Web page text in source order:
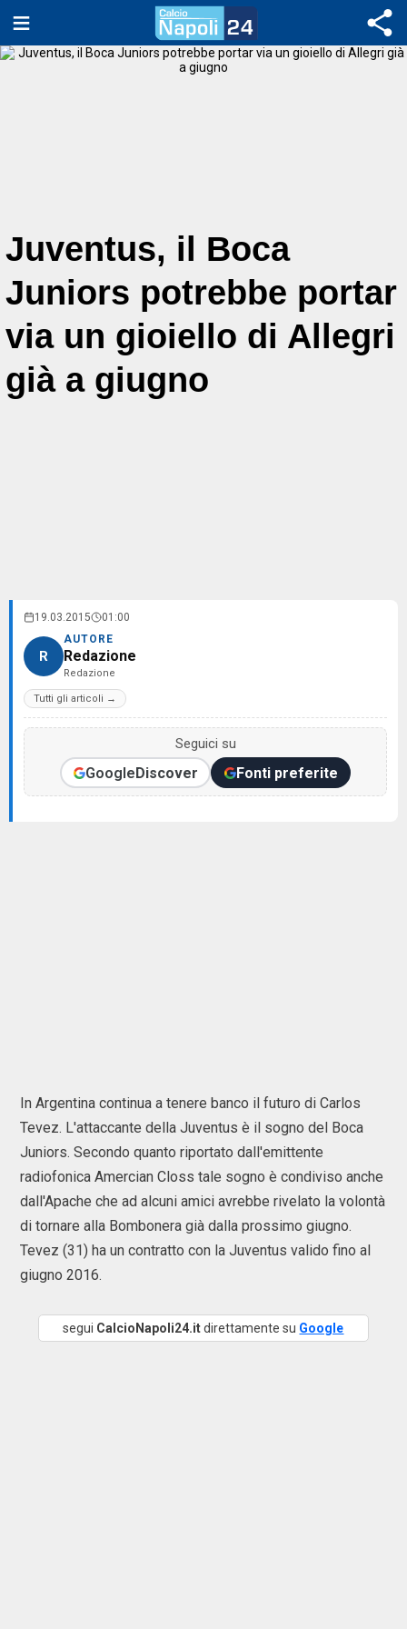
Juventus, il Boca
Juniors potrebbe portar
via un gioiello di Allegri
già a giugno
19.03.2015 01:00
R
AUTORE
Redazione
Redazione
Tutti gli articoli →
Seguici su
GoogleDiscover Fonti preferite
In Argentina continua a tenere banco il futuro di Carlos
Tevez. L'attaccante della Juventus è il sogno del Boca
Juniors. Secondo quanto riportato dall'emittente
radiofonica Amercian Closs tale sogno è condiviso anche
dall'Apache che ad alcuni amici avrebbe rivelato la volontà
di tornare alla Bombonera già dalla prossimo giugno.
Tevez (31) ha un contratto con la Juventus valido fino al
giugno 2016.
segui CalcioNapoli24.itdirettamente su Google